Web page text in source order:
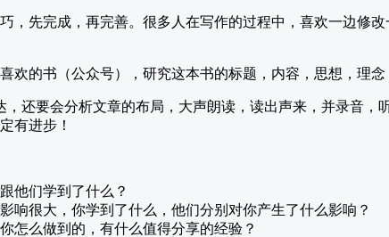
，先完成，再完善。很多人在写作的过程中，喜欢一边修
欢的书（公众号），研究这本书的标题，内容，思想，理念
，还要会分析文章的布局，大声朗读，读出声来，并录音，
有进步！
他们学到了什么？
响很大，你学到了什么，他们分别对你产生了什么影响？
怎么做到的，有什么值得分享的经验？